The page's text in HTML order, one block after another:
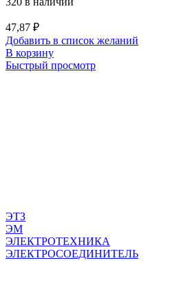
47,87 ₽
Добавить в список желаний
В корзину
Быстрый просмотр
ЭТЗ
ЭМ
ЭЛЕКТРОТЕХНИКА
ЭЛЕКТРОСОЕДИНИТЕЛЬ